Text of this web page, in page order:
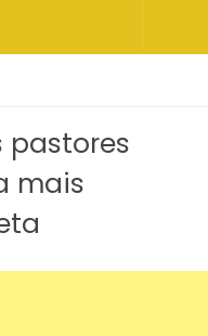
pastores
mais